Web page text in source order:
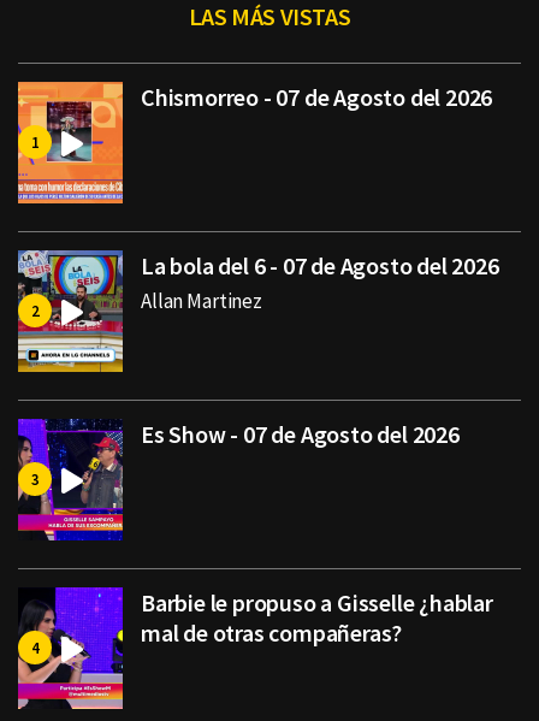
LAS MÁS VISTAS
Chismorreo - 07 de Agosto del 2026
La bola del 6 - 07 de Agosto del 2026
Allan Martinez
Es Show - 07 de Agosto del 2026
Barbie le propuso a Gisselle ¿hablar
mal de otras compañeras?